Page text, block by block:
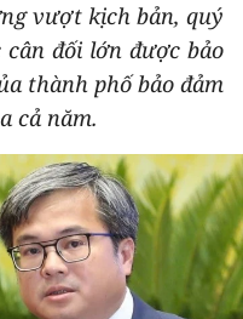
vượt kịch bản, quý
đối lớn được bảo
thành phố bảo đảm
cả năm.